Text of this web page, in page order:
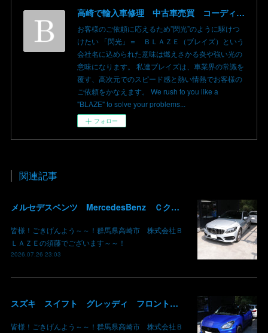
高崎で輸入車修理 中古車売買 コーディングならBLAZE（ブレイズ）へ│BLAZE Total Car Support & Modify in Takasaki Gunma
お客様のご依頼に応えるため”閃光”のように駆けつ
けたい 「閃光」＝ ＢＬＡＺＥ（ブレイズ）という
会社名に込められた意味は燃えさかる炎や強い光の
意味になります。 私達ブレイズは、車業界の常識を
覆す、高次元でのスピード感と熱い情熱でお客様の
ご依頼をかなえます。 We rush to you like a
"BLAZE" to solve your problems...
フォロー
関連記事
メルセデスベンツ MercedesBenz Ｃクラス バッテリー サブバッテリー 交換 パナメリカーナグリル化 コマンドシステム SSD化 群馬 高崎
皆様！ごきげんよう～～！群馬県高崎市 株式会社Ｂ
ＬＡＺＥの須藤でございます～～！
2026.07.26 23:03
スズキ スイフト グレッディ フロントリップスポイラー リアウイング 塗装 カーボン クリア 持込み部品 取り付け 群馬 高崎
皆様！ごきげんよう～～！群馬県高崎市 株式会社Ｂ